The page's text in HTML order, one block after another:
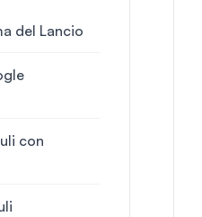
del Lancio
con